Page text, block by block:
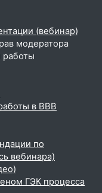
(вебинар)
модератора
работы
в BBB
по
вебинара)
ГЭК процесса